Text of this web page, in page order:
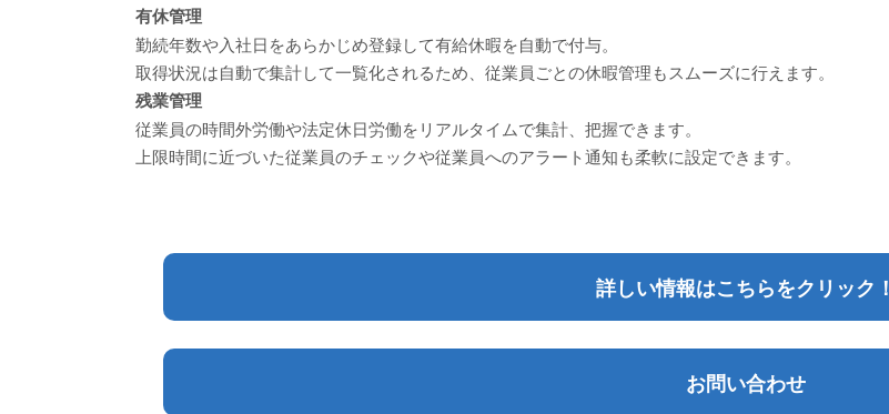
有休管理
勤続年数や入社日をあらかじめ登録して有給休暇を自動で付与。
取得状況は自動で集計して一覧化されるため、従業員ごとの休暇管理もスムーズに行えます。
残業管理
従業員の時間外労働や法定休日労働をリアルタイムで集計、把握できます。
上限時間に近づいた従業員のチェックや従業員へのアラート通知も柔軟に設定できます。
詳しい情報はこちらをクリック！
お問い合わせ